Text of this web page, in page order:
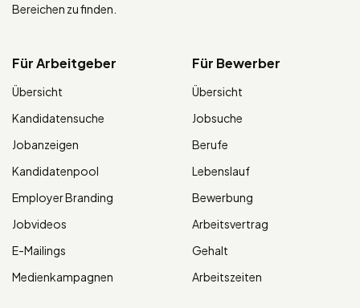
Bereichen zu finden.
Für Arbeitgeber
Übersicht
Kandidatensuche
Jobanzeigen
Kandidatenpool
Employer Branding
Jobvideos
E-Mailings
Medienkampagnen
Für Bewerber
Übersicht
Jobsuche
Berufe
Lebenslauf
Bewerbung
Arbeitsvertrag
Gehalt
Arbeitszeiten